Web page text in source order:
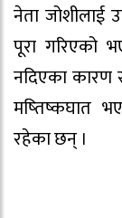
नेता जोशीलाई
पूरा गरिएको
नदिएका कारण
मष्तिष्कघात
रहेका छन् ।